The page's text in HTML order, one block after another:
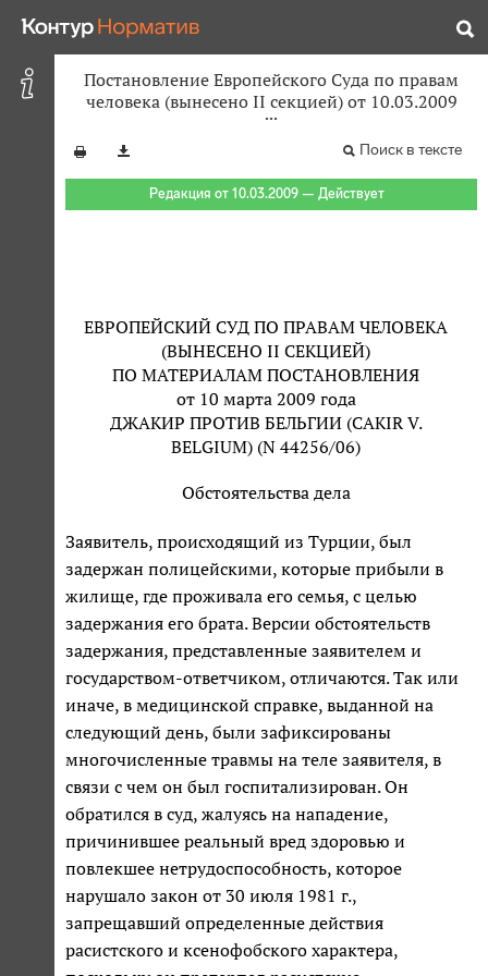
Постановление Европейского Суда по правам
человека (вынесено II секцией) от 10.03.2009
Поиск в тексте
Редакция от 10.03.2009 — Действует
ЕВРОПЕЙСКИЙ СУД ПО ПРАВАМ ЧЕЛОВЕКА
(ВЫНЕСЕНО II СЕКЦИЕЙ)
ПО МАТЕРИАЛАМ ПОСТАНОВЛЕНИЯ
от 10 марта 2009 года
ДЖАКИР ПРОТИВ БЕЛЬГИИ (CAKIR V.
BELGIUM) (N 44256/06)
Обстоятельства дела
Заявитель, происходящий из Турции, был
задержан полицейскими, которые прибыли в
жилище, где проживала его семья, с целью
задержания его брата. Версии обстоятельств
задержания, представленные заявителем и
государством-ответчиком, отличаются. Так или
иначе, в медицинской справке, выданной на
следующий день, были зафиксированы
многочисленные травмы на теле заявителя, в
связи с чем он был госпитализирован. Он
обратился в суд, жалуясь на нападение,
причинившее реальный вред здоровью и
повлекшее нетрудоспособность, которое
нарушало закон от 30 июля 1981 г.,
запрещавший определенные действия
расистского и ксенофобского характера,